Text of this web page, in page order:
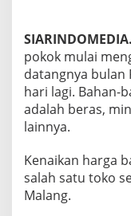
pokok mulai
datangnya bulan
hari lagi. Bahan-
adalah beras,
lainnya.
Kenaikan harga
salah satu toko
Malang.